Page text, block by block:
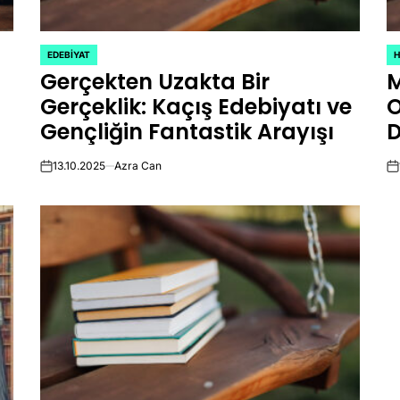
POSTED
IN
EDEBIYAT
Gerçekten Uzakta Bir
Gerçeklik: Kaçış Edebiyatı ve
Gençliğin Fantastik Arayışı
on13.10.2025 Azra Can
IN
on